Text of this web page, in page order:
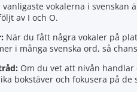
vanligaste vokalerna i svenskan
av I och O.
När du fått några vokaler på
i många svenska ord, så
Om du vet att nivån
bokstäver och fokusera på